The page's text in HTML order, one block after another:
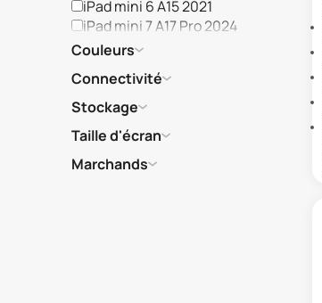
iPad mini 6 A15 2021
iPad mini 7 A17 Pro 2024
Couleurs
Connectivité
Stockage
Taille d'écran
Marchands